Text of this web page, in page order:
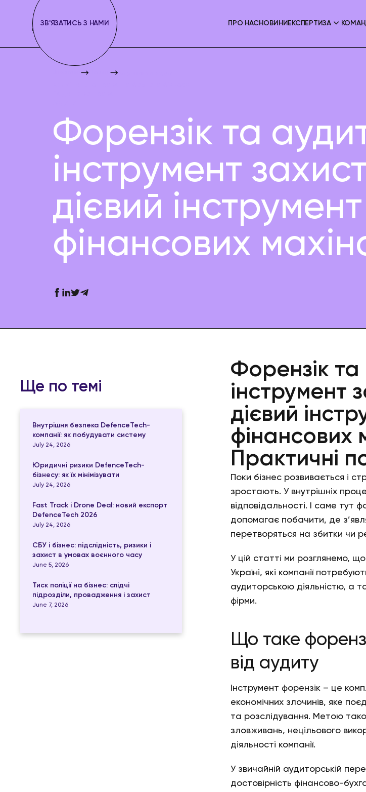
ПРО НАС НОВИНИ ЕКСПЕРТИЗА
ЗВ'ЯЗАТИСЬ З НАМИ
Форензік та
інструмент
дієвий
фінансових
Ще по темі
Внутрішня безпека DefenceTech-
компанії: як побудувати систему
July 24, 2026
Юридичні ризики DefenceTech-
бізнесу: як їх мінімізувати
July 24, 2026
Fast Track і Drone Deal: новий експорт
DefenceTech 2026
July 24, 2026
СБУ і бізнес: підслідність, ризики і
захист в умовах воєнного часу
June 5, 2026
Тиск поліції на бізнес: слідчі
підрозділи, провадження і захист
June 7, 2026
Форензік
інструмент
дієвий
фінансових
Практичні
Поки бізнес розвивається і
зростають. У внутрішніх
відповідальності. І саме тут
допомагає побачити, де
перетворяться на збитки чи
У цій статті ми розглянемо,
Україні, які компанії
аудиторською діяльністю, а
фірми.
Що таке
від аудиту
Інструмент форензік – це
економічних злочинів, яке
та розслідування. Метою
зловживань, нецільового
діяльності компанії.
У звичайній аудиторській
достовірність фінансово-